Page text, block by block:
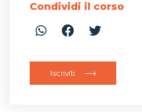
Condividi il corso
Iscriviti